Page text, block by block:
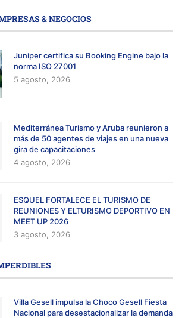
& NEGOCIOS
Juniper certifica su Booking Engine bajo la
norma ISO 27001
5 agosto, 2026
Mediterránea Turismo y Aruba reunieron a
más de 50 agentes de viajes en una nueva
gira de capacitaciones
4 agosto, 2026
ESQUEL FORTALECE EL TURISMO DE
REUNIONES Y ELTURISMO DEPORTIVO EN
MEET UP 2026
3 agosto, 2026
Villa Gesell impulsa la Choco Gesell Fiesta
Nacional para desestacionalizar la demanda